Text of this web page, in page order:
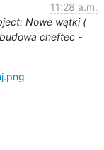
11:28 a.m.
Nowe wątki (
cheftec -